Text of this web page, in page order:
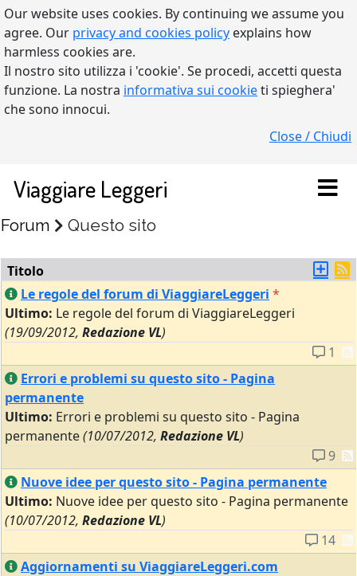
Our website uses cookies. By continuing we assume you
agree. Our privacy and cookies policy explains how
harmless cookies are.
Il nostro sito utilizza i 'cookie'. Se procedi, accetti questa
funzione. La nostra informativa sui cookieti spieghera'
che sono innocui.
Close / Chiudi
Viaggiare Leggeri
Forum Questo sito
Titolo
Le regole del forum di ViaggiareLeggeri *
Ultimo: Le regole del forum di ViaggiareLeggeri
(19/09/2012, Redazione VL)
1
Errori e problemi su questo sito - Pagina
permanente
Ultimo: Errori e problemi su questo sito - Pagina
permanente(10/07/2012, Redazione VL)
9
Nuove idee per questo sito - Pagina permanente
Ultimo: Nuove idee per questo sito - Pagina permanente
(10/07/2012, Redazione VL)
14
Aggiornamenti su ViaggiareLeggeri.com